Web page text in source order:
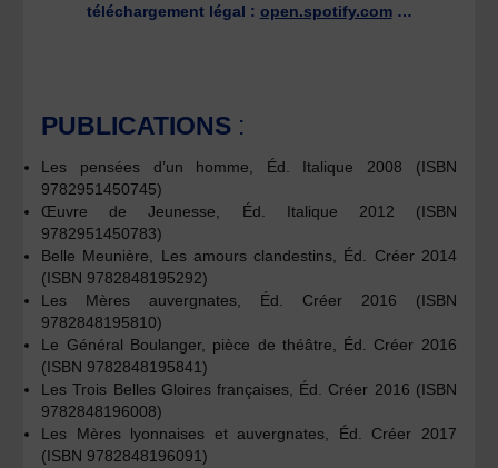
téléchargement légal : open.spotify.com…
PUBLICATIONS :
Les pensées d’un homme, Éd. Italique 2008 (ISBN
9782951450745)
Œuvre de Jeunesse, Éd. Italique 2012 (ISBN
9782951450783)
Belle Meunière, Les amours clandestins, Éd. Créer 2014
(ISBN 9782848195292)
Les Mères auvergnates, Éd. Créer 2016 (ISBN
9782848195810)
Le Général Boulanger, pièce de théâtre, Éd. Créer 2016
(ISBN 9782848195841)
Les Trois Belles Gloires françaises, Éd. Créer 2016 (ISBN
9782848196008)
Les Mères lyonnaises et auvergnates, Éd. Créer 2017
(ISBN 9782848196091)